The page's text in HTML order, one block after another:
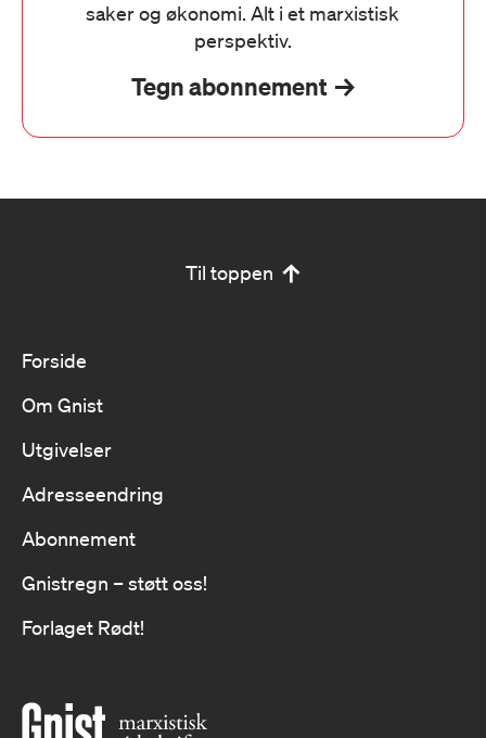
saker og økonomi. Alt i et marxistisk
perspektiv.
Tegn abonnement
Til toppen
Forside
Om Gnist
Utgivelser
Adresseendring
Abonnement
Gnistregn – støtt oss!
Forlaget Rødt!